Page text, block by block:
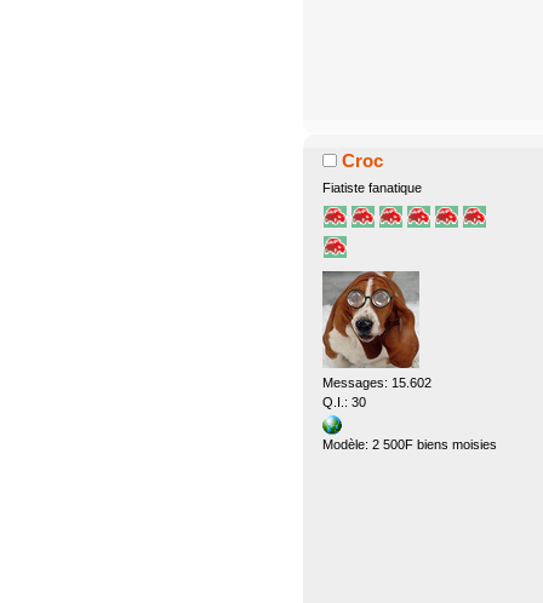
Croc
Fiatiste fanatique
Messages: 15.602
Q.I.: 30
Modèle: 2 500F biens moisies